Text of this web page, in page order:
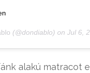
(@dondiablo) on Jul 6,
alakú matracot